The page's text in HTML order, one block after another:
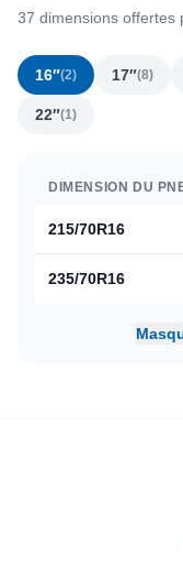
37 dimensions offertes
16″(2) 17″(8)
22″(1)
DIMENSION DU
215/70R16
235/70R16